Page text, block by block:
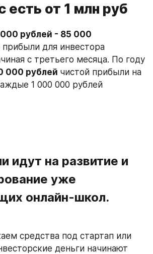
есть от 1 млн руб
рублей - 85 000
прибыли для инвестора
с третьего месяца. По году
000 рублей чистой прибыли на
1 000 000 рублей
идут на развитие и
уже
онлайн-школ.
средства под стартап или
деньги начинают